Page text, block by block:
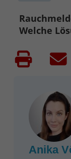
Welche
Anika